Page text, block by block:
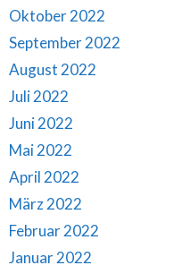
Oktober 2022
September 2022
August 2022
Juli 2022
Juni 2022
Mai 2022
April 2022
März 2022
Februar 2022
Januar 2022